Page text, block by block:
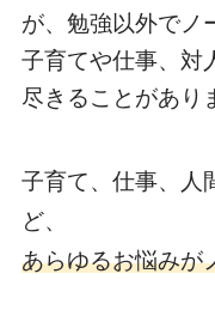
が、勉強以外でノ
子育てや仕事、対
尽きることがあり
子育て、仕事、人
ど、
あらゆるお悩みが